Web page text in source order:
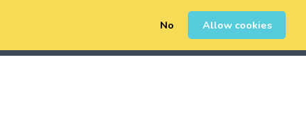
No Allow cookies
Registrarse 0